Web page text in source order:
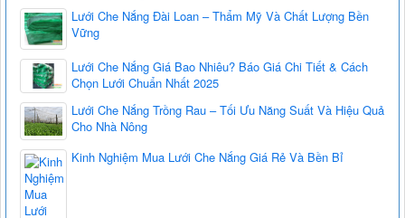
Lưới Che Nắng Đài Loan – Thẩm Mỹ Và Chất Lượng Bền
Vững
Lưới Che Nắng Giá Bao Nhiêu? Báo Giá Chi Tiết & Cách
Chọn Lưới Chuẩn Nhất 2025
Lưới Che Nắng Trồng Rau – Tối Ưu Năng Suất Và Hiệu Quả
Cho Nhà Nông
Kinh Nghiệm Mua Lưới Che Nắng Giá Rẻ Và Bền Bỉ